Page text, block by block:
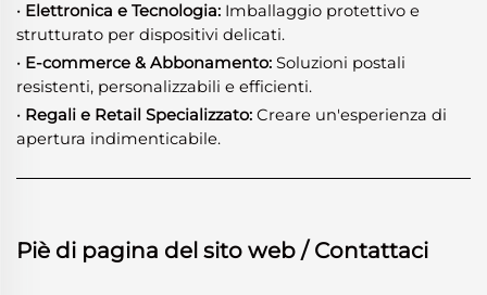
· Elettronica e Tecnologia: Imballaggio protettivo e
strutturato per dispositivi delicati.
· E-commerce & Abbonamento: Soluzioni postali
resistenti, personalizzabili e efficienti.
· Regali e Retail Specializzato: Creare un'esperienza di
apertura indimenticabile.
Piè di pagina del sito web / Contattaci